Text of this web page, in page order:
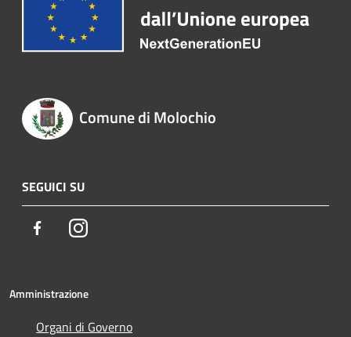
Comune di Molochio
SEGUICI SU
FacebookInstagram
Amministrazione
Organi di Governo